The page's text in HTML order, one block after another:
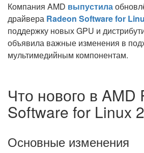
Компания AMD выпустила
драйвера Radeon Software for
поддержку новых GPU и
объявила важные изменения в
мультимедийным компонентам.
Что нового в AMD
Software for Linux
Основные изменения